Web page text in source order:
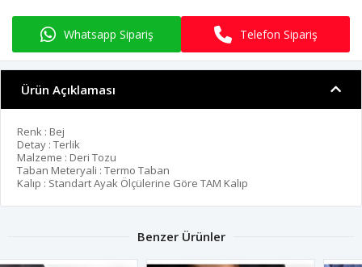
Whatsapp Sipariş Telefon Sipariş
Ürün Açıklaması
Renk : Bej
Detay : Terlik
Malzeme : Deri Tozu
Taban Meteryali : Termo Taban
Kalıp : Standart Ayak Ölçülerine Göre TAM Kalıp
Benzer Ürünler